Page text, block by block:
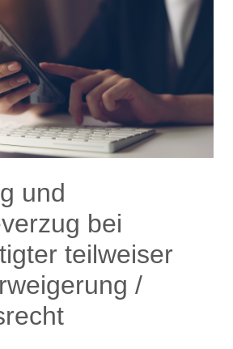
und
bei
teilweiser
/